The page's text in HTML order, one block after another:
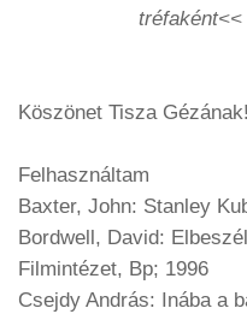
tréfaként<<
Köszönet Tisza Gézának!
Felhasználtam
Baxter, John: Stanley
Bordwell, David:
Filmintézet, Bp; 1996
Csejdy András: Inába a